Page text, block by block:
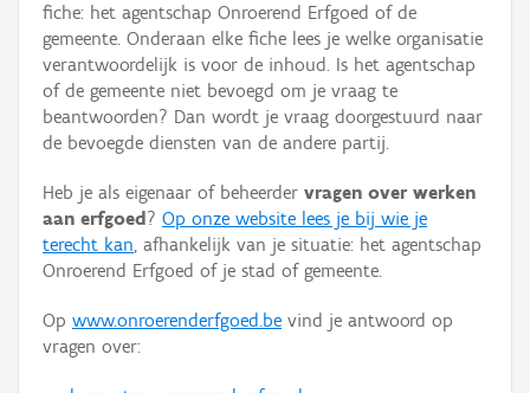
Thema
Gebeurtenis
Persoon of collectief
Hergebruik
Aanmelden
fiche: het agentschap Onroerend Erfgoed of de
gemeente. Onderaan elke fiche lees je welke organisatie
verantwoordelijk is voor de inhoud. Is het agentschap
of de gemeente niet bevoegd om je vraag te
beantwoorden? Dan wordt je vraag doorgestuurd naar
de bevoegde diensten van de andere partij.
Heb je als eigenaar of beheerder vragen over werken
aan erfgoed ? Op onze website lees je bij wie je
terecht kan, afhankelijk van je situatie: het agentschap
Onroerend Erfgoed of je stad of gemeente.
Op www.onroerenderfgoed.be vind je antwoord op
vragen over: